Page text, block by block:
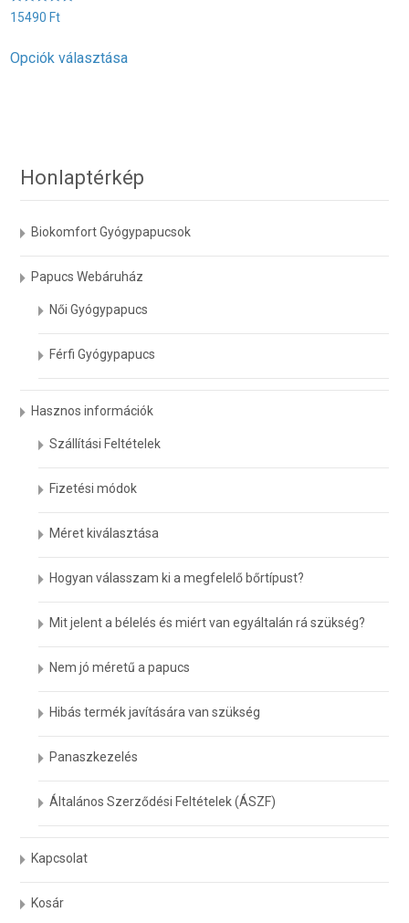
Értékelés:
5.00
15490 Ft
Opciók választásaa
A
termékoldalon
választhatók
ki
Honlaptérkép
Biokomfort Gyógypapucsok
Papucs Webáruház
Női Gyógypapucs
Férfi Gyógypapucs
Hasznos információk
Szállítási Feltételek
Fizetési módok
Méret kiválasztása
Hogyan válasszam ki a megfelelő bőrtípust?
Mit jelent a bélelés és miért van egyáltalán rá szükség?
Nem jó méretű a papucs
Hibás termék javítására van szükség
Panaszkezelés
Általános Szerződési Feltételek (ÁSZF)
Kapcsolat
Kosár